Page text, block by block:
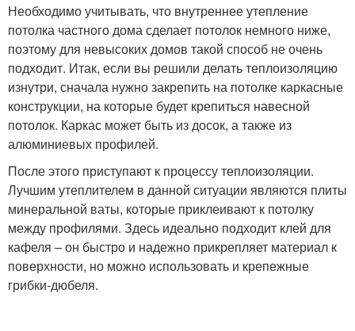
Необходимо учитывать, что внутреннее утепление
потолка частного дома сделает потолок немного ниже,
поэтому для невысоких домов такой способ не очень
подходит. Итак, если вы решили делать теплоизоляцию
изнутри, сначала нужно закрепить на потолке каркасные
конструкции, на которые будет крепиться навесной
потолок. Каркас может быть из досок, а также из
алюминиевых профилей.
После этого приступают к процессу теплоизоляции.
Лучшим утеплителем в данной ситуации являются плиты
минеральной ваты, которые приклеивают к потолку
между профилями. Здесь идеально подходит клей для
кафеля – он быстро и надежно прикрепляет материал к
поверхности, но можно использовать и крепежные
грибки-дюбеля.